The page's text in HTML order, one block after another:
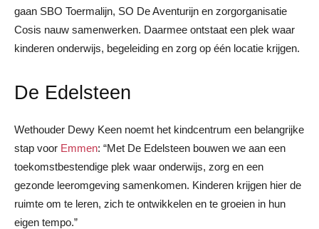
gaan SBO Toermalijn, SO De Aventurijn en zorgorganisatie
Cosis nauw samenwerken. Daarmee ontstaat een plek waar
kinderen onderwijs, begeleiding en zorg op één locatie krijgen.
De Edelsteen
Wethouder Dewy Keen noemt het kindcentrum een belangrijke
stap voor Emmen: “Met De Edelsteen bouwen we aan een
toekomstbestendige plek waar onderwijs, zorg en een
gezonde leeromgeving samenkomen. Kinderen krijgen hier de
ruimte om te leren, zich te ontwikkelen en te groeien in hun
eigen tempo.”